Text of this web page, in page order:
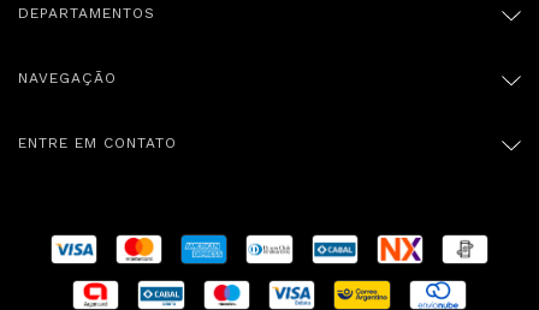
DEPARTAMENTOS
NAVEGAÇÃO
ENTRE EM CONTATO